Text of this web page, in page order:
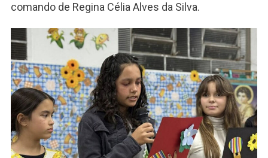
comando de Regina Célia Alves da Silva.